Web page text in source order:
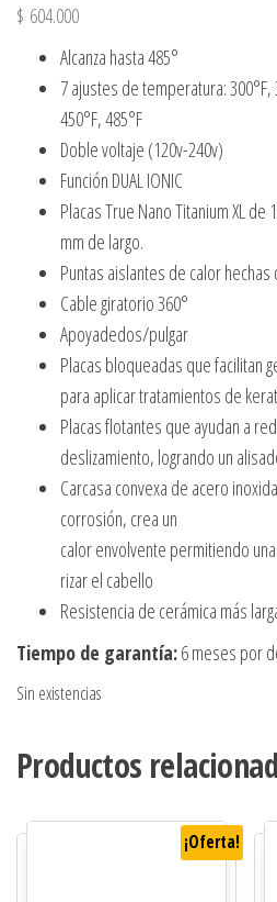
$ 604.000
Alcanza hasta 485°
7 ajustes de temperatura: 300°F,
450°F, 485°F
Doble voltaje (120v-240v)
Función DUAL IONIC
Placas True Nano Titanium XL
mm de largo.
Puntas aislantes de calor hechas
Cable giratorio 360°
Apoyadedos/pulgar
Placas bloqueadas que facilitan
para aplicar tratamientos de
Placas flotantes que ayudan a
deslizamiento, logrando un
Carcasa convexa de acero
corrosión, crea un
calor envolvente permitiendo
rizar el cabello
Resistencia de cerámica más
Tiempo de garantía:6 meses por
Sin existencias
Productos
¡Oferta!